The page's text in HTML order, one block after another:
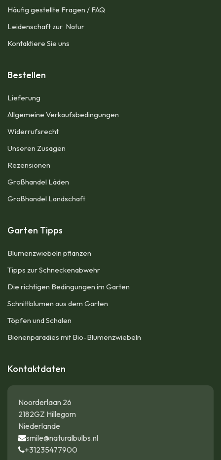
Häufig gestellte Fragen / FAQ
Leidenschaft zur Natur
Kontaktiere Sie uns
Bestellen
Lieferung
Allgemeine Verkaufsbedingungen​
Widerrufsrecht
Unseren Zusagen
Rezensionen​
Großhandel Läden
Großhandel Landschaft
Garten Tipps
Blumenzwiebeln pflanzen
Tipps zur Schneckenabwehr
Die richtigen Bedingungen im Garten
Schnittblumen aus dem Garten
Töpfen und Schalen
Bienenparadies mit Bio-Blumenzwiebeln
Kontaktdaten
Noorderlaan 26
2182GZ Hillegom
Niederlande
smile@naturalbulbs.nl
+31235477900